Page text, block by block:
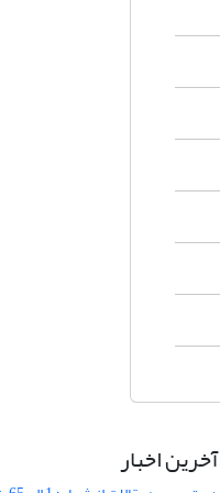
آخرین اخبار